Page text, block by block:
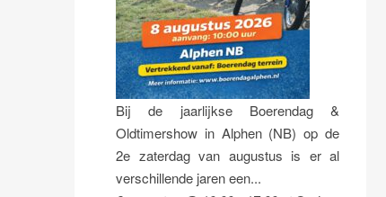
Bij de jaarlijkse Boerendag &
Oldtimershow in Alphen (NB) op de
2e zaterdag van augustus is er al
verschillende jaren een...